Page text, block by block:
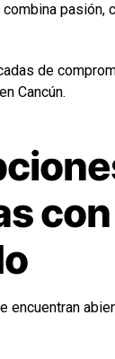
pasión,
de
Cancún.
encuentran